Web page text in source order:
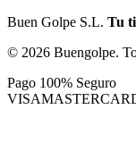
Buen Golpe S.L. Tu
© 2026 Buengolpe.
Pago 100% Seguro
VISA